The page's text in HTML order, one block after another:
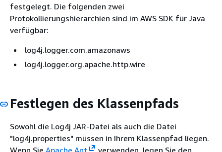
festgelegt. Die folgenden zwei
Protokollierungshierarchien sind im AWS SDK für Java
verfügbar:
log4j.logger.com.amazonaws
log4j.logger.org.apache.http.wire
Festlegen des Klassenpfads
Sowohl die Log4j JAR-Datei als auch die Datei
"log4j.properties" müssen in Ihrem Klassenpfad liegen.
Wenn Sie Apache Ant verwenden, legen Sie den